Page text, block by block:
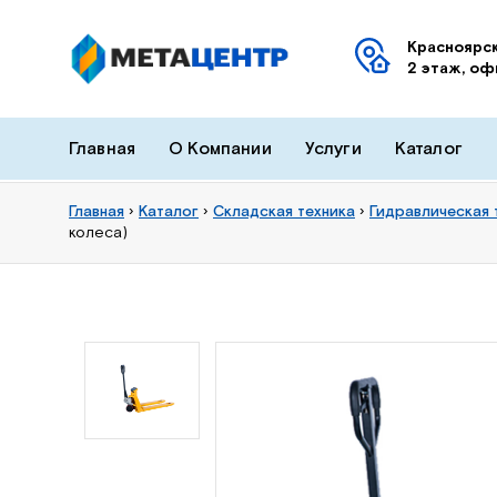
2 этаж,
Главная О Компании Услуги Каталог
Главная › Каталог › Складская техника › Гидравлическая
колеса)